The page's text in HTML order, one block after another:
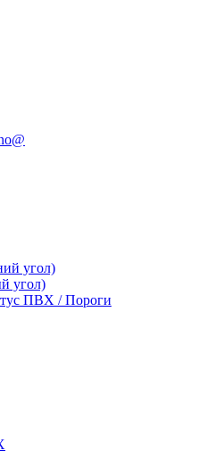
угол)
угол)
ПВХ / Пороги